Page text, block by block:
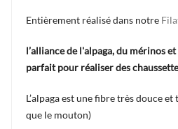
Entièrement réalisé dans notre
l’alliance de l'alpaga, du mérinos
parfait pour réaliser des
L’alpaga est une fibre très douce
que le mouton)